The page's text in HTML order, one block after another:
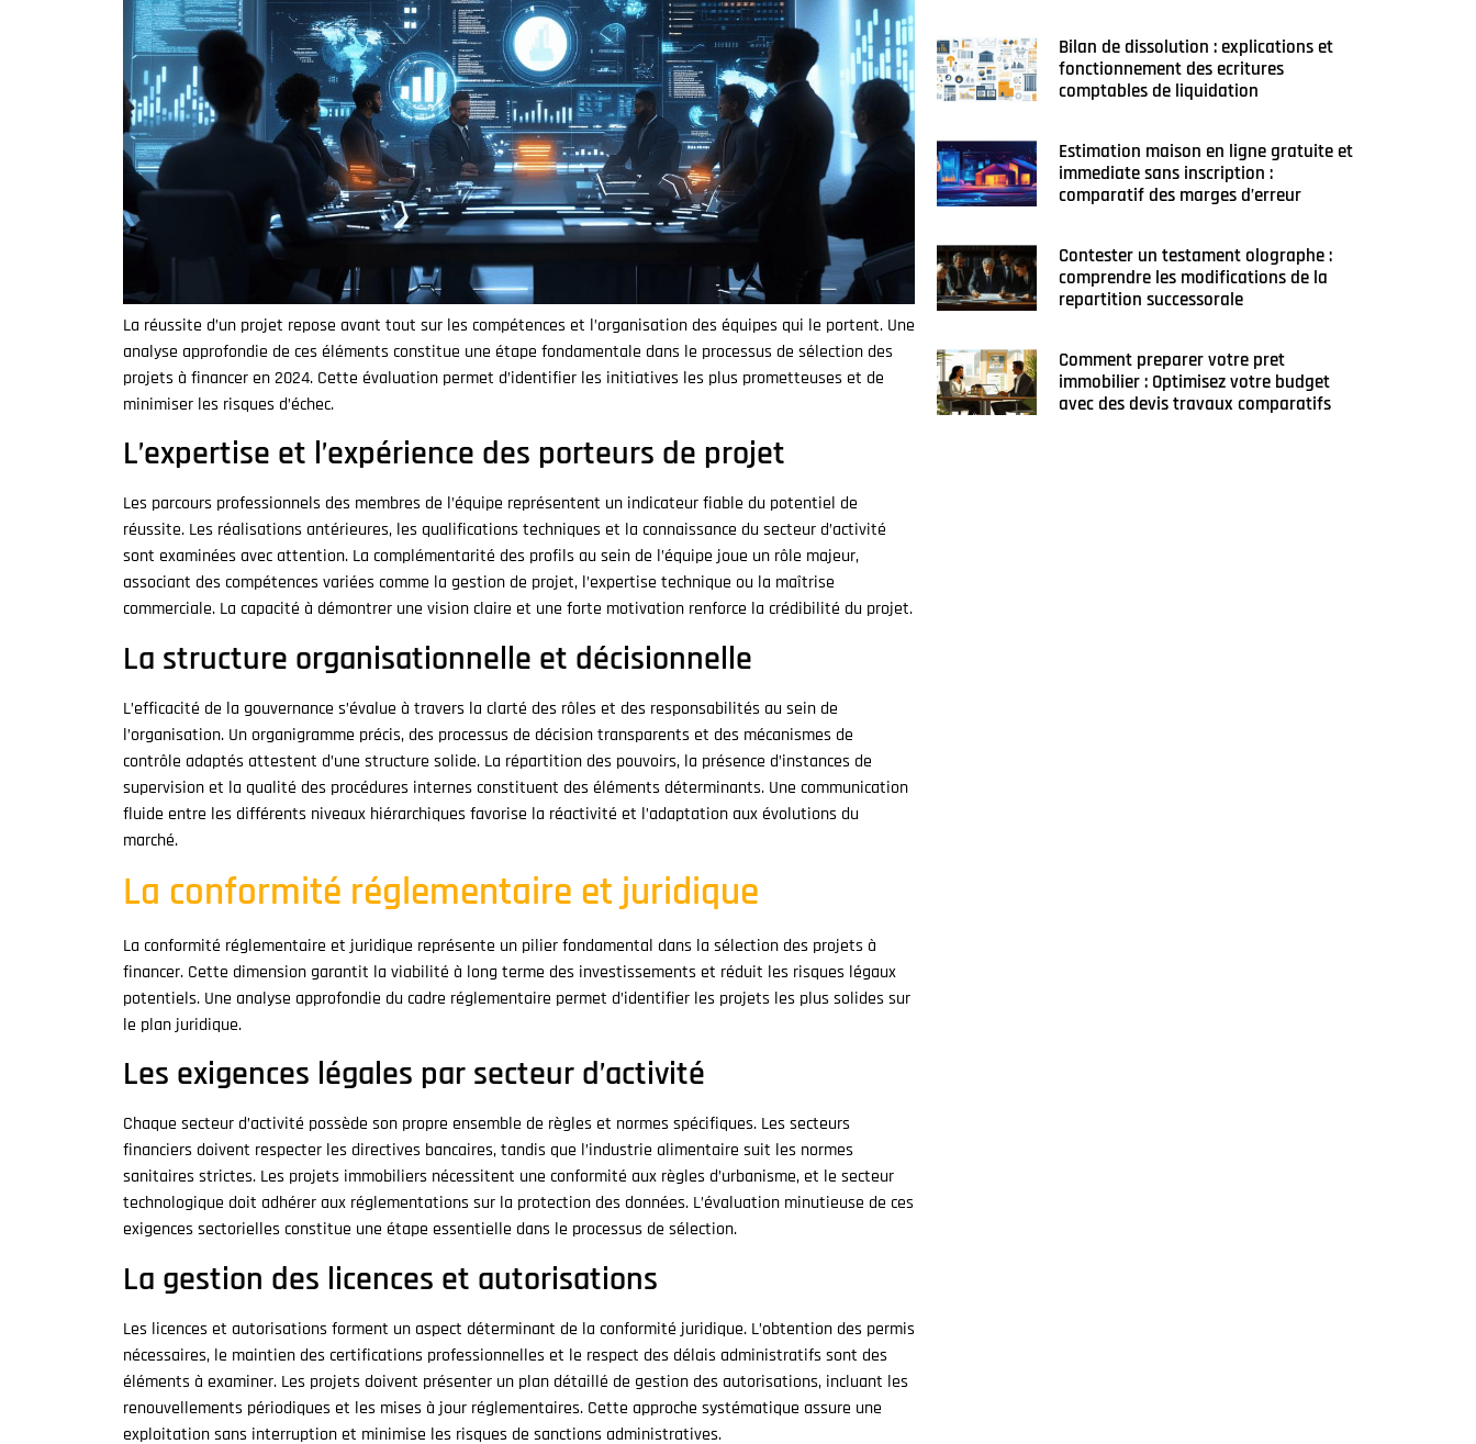
La réussite d’un projet repose avant tout sur les compétences et l’organisation des équipes qui le portent. Une
analyse approfondie de ces éléments constitue une étape fondamentale dans le processus de sélection des
projets à financer en 2024. Cette évaluation permet d’identifier les initiatives les plus prometteuses et de
minimiser les risques d’échec.
L’expertise et l’expérience des porteurs de projet
Les parcours professionnels des membres de l’équipe représentent un indicateur fiable du potentiel de
réussite. Les réalisations antérieures, les qualifications techniques et la connaissance du secteur d’activité
sont examinées avec attention. La complémentarité des profils au sein de l’équipe joue un rôle majeur,
associant des compétences variées comme la gestion de projet, l’expertise technique ou la maîtrise
commerciale. La capacité à démontrer une vision claire et une forte motivation renforce la crédibilité du projet.
La structure organisationnelle et décisionnelle
L’efficacité de la gouvernance s’évalue à travers la clarté des rôles et des responsabilités au sein de
l’organisation. Un organigramme précis, des processus de décision transparents et des mécanismes de
contrôle adaptés attestent d’une structure solide. La répartition des pouvoirs, la présence d’instances de
supervision et la qualité des procédures internes constituent des éléments déterminants. Une communication
fluide entre les différents niveaux hiérarchiques favorise la réactivité et l’adaptation aux évolutions du
marché.
La conformité réglementaire et juridique
La conformité réglementaire et juridique représente un pilier fondamental dans la sélection des projets à
financer. Cette dimension garantit la viabilité à long terme des investissements et réduit les risques légaux
potentiels. Une analyse approfondie du cadre réglementaire permet d’identifier les projets les plus solides sur
le plan juridique.
Les exigences légales par secteur d’activité
Chaque secteur d’activité possède son propre ensemble de règles et normes spécifiques. Les secteurs
financiers doivent respecter les directives bancaires, tandis que l’industrie alimentaire suit les normes
sanitaires strictes. Les projets immobiliers nécessitent une conformité aux règles d’urbanisme, et le secteur
technologique doit adhérer aux réglementations sur la protection des données. L’évaluation minutieuse de ces
exigences sectorielles constitue une étape essentielle dans le processus de sélection.
La gestion des licences et autorisations
Les licences et autorisations forment un aspect déterminant de la conformité juridique. L’obtention des permis
nécessaires, le maintien des certifications professionnelles et le respect des délais administratifs sont des
éléments à examiner. Les projets doivent présenter un plan détaillé de gestion des autorisations, incluant les
renouvellements périodiques et les mises à jour réglementaires. Cette approche systématique assure une
exploitation sans interruption et minimise les risques de sanctions administratives.
Bilan de dissolution : explications et
fonctionnement des ecritures
comptables de liquidation
Estimation maison en ligne gratuite et
immediate sans inscription :
comparatif des marges d’erreur
Contester un testament olographe :
comprendre les modifications de la
repartition successorale
Comment preparer votre pret
immobilier : Optimisez votre budget
avec des devis travaux comparatifs